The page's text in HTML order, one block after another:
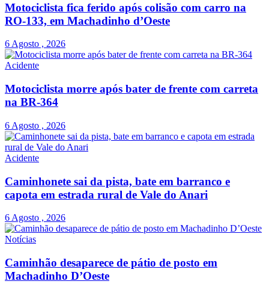
Motociclista fica ferido após colisão com carro na
RO-133, em Machadinho d’Oeste
6 Agosto , 2026
Acidente
Motociclista morre após bater de frente com carreta
na BR-364
6 Agosto , 2026
Acidente
Caminhonete sai da pista, bate em barranco e
capota em estrada rural de Vale do Anari
6 Agosto , 2026
Notícias
Caminhão desaparece de pátio de posto em
Machadinho D’Oeste